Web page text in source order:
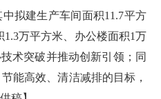
拟建生产车间面积11.7平方
万平方米、办公楼面积1万
术突破并推动创新引领；同
能高效、清洁减排的目标，